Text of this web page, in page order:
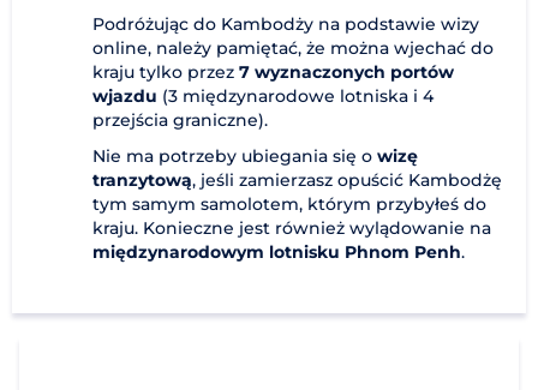
Podróżując do Kambodży na podstawie wizy
online, należy pamiętać, że można wjechać do
kraju tylko przez 7 wyznaczonych portów
wjazdu (3 międzynarodowe lotniska i 4
przejścia graniczne).
Nie ma potrzeby ubiegania się o wizę
tranzytową, jeśli zamierzasz opuścić Kambodżę
tym samym samolotem, którym przybyłeś do
kraju. Konieczne jest również wylądowanie na
międzynarodowym lotnisku Phnom Penh.